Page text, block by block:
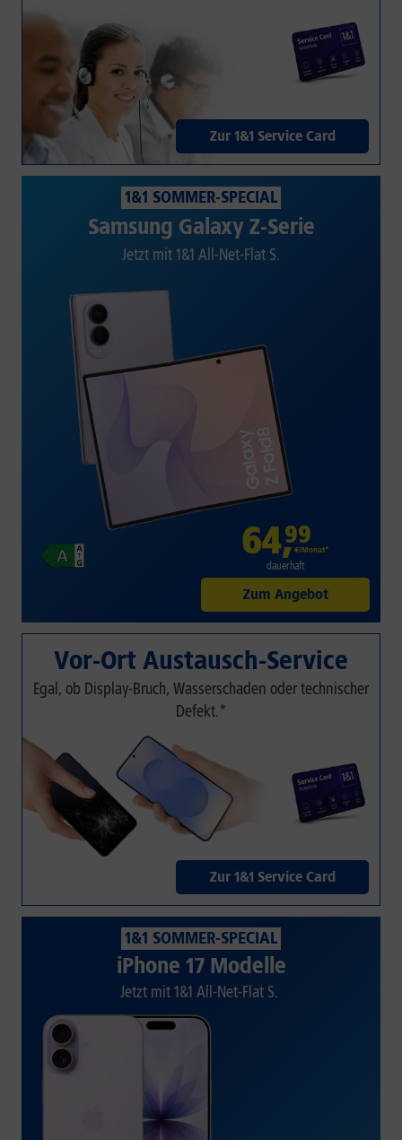
Zur 1&1 Service Card
1&1 SOMMER-SPECIAL
Samsung Galaxy Z-Serie
Jetzt mit 1&1 All-Net-Flat S.
64,99
€/Monat*
dauerhaft
Zum Angebot
Vor-Ort Austausch-Service
Egal, ob Display-Bruch, Wasserschaden oder technischer
Defekt.*
Zur 1&1 Service Card
1&1 SOMMER-SPECIAL
iPhone 17 Modelle
Jetzt mit 1&1 All-Net-Flat S.